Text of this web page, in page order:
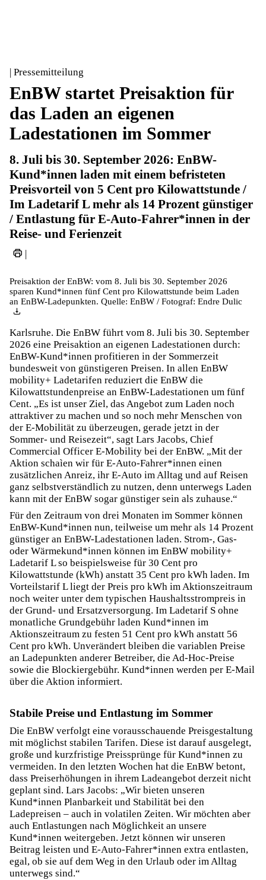
| Pressemitteilung
EnBW startet Preisaktion für
das Laden an eigenen
Ladestationen im Sommer
8. Juli bis 30. September 2026: EnBW-
Kund*innen laden mit einem befristeten
Preisvorteil von 5 Cent pro Kilowattstunde /
Im Ladetarif L mehr als 14 Prozent günstiger
/ Entlastung für E-Auto-Fahrer*innen in der
Reise- und Ferienzeit
|
Preisaktion der EnBW: vom 8. Juli bis 30. September 2026
sparen Kund*innen fünf Cent pro Kilowattstunde beim Laden
an EnBW-Ladepunkten. Quelle: EnBW / Fotograf: Endre Dulic
Karlsruhe. Die EnBW führt vom 8. Juli bis 30. September
2026 eine Preisaktion an eigenen Ladestationen durch:
EnBW-Kund*innen profitieren in der Sommerzeit
bundesweit von günstigeren Preisen. In allen EnBW
mobility+ Ladetarifen reduziert die EnBW die
Kilowattstundenpreise an EnBW-Ladestationen um fünf
Cent. „Es ist unser Ziel, das Angebot zum Laden noch
attraktiver zu machen und so noch mehr Menschen von
der E-Mobilität zu überzeugen, gerade jetzt in der
Sommer- und Reisezeit“, sagt Lars Jacobs, Chief
Commercial Officer E-Mobility bei der EnBW. „Mit der
Aktion schaìen wir für E-Auto-Fahrer*innen einen
zusätzlichen Anreiz, ihr E-Auto im Alltag und auf Reisen
ganz selbstverständlich zu nutzen, denn unterwegs Laden
kann mit der EnBW sogar günstiger sein als zuhause.“
Für den Zeitraum von drei Monaten im Sommer können
EnBW-Kund*innen nun, teilweise um mehr als 14 Prozent
günstiger an EnBW-Ladestationen laden. Strom-, Gas-
oder Wärmekund*innen können im EnBW mobility+
Ladetarif L so beispielsweise für 30 Cent pro
Kilowattstunde (kWh) anstatt 35 Cent pro kWh laden. Im
Vorteilstarif L liegt der Preis pro kWh im Aktionszeitraum
noch weiter unter dem typischen Haushaltsstrompreis in
der Grund- und Ersatzversorgung. Im Ladetarif S ohne
monatliche Grundgebühr laden Kund*innen im
Aktionszeitraum zu festen 51 Cent pro kWh anstatt 56
Cent pro kWh. Unverändert bleiben die variablen Preise
an Ladepunkten anderer Betreiber, die Ad-Hoc-Preise
sowie die Blockiergebühr. Kund*innen werden per E-Mail
über die Aktion informiert.
Stabile Preise und Entlastung im Sommer
Die EnBW verfolgt eine vorausschauende Preisgestaltung
mit möglichst stabilen Tarifen. Diese ist darauf ausgelegt,
große und kurzfristige Preissprünge für Kund*innen zu
vermeiden. In den letzten Wochen hat die EnBW betont,
dass Preiserhöhungen in ihrem Ladeangebot derzeit nicht
geplant sind. Lars Jacobs: „Wir bieten unseren
Kund*innen Planbarkeit und Stabilität bei den
Ladepreisen – auch in volatilen Zeiten. Wir möchten aber
auch Entlastungen nach Möglichkeit an unsere
Kund*innen weitergeben. Jetzt können wir unseren
Beitrag leisten und E-Auto-Fahrer*innen extra entlasten,
egal, ob sie auf dem Weg in den Urlaub oder im Alltag
unterwegs sind.“